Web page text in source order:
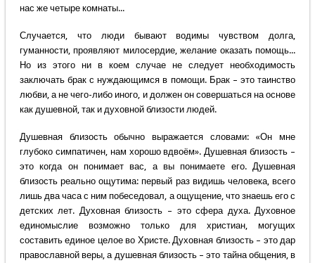
нас же четыре комнаты...
Случается, что люди бывают водимы чувством долга,
гуманности, проявляют милосердие, желание оказать помощь...
Но из этого ни в коем случае не следует необходимость
заключать брак с нуждающимся в помощи. Брак – это таинство
любви, а не чего-либо иного, и должен он совершаться на основе
как душевной, так и духовной близости людей.
Душевная близость обычно выражается словами: «Он мне
глубоко симпатичен, нам хорошо вдвоём». Душевная близость –
это когда он понимает вас, а вы понимаете его. Душевная
близость реально ощутима: первый раз видишь человека, всего
лишь два часа с ним побеседовал, а ощущение, что знаешь его с
детских лет. Духовная близость – это сфера духа. Духовное
единомыслие возможно только для христиан, могущих
составить единое целое во Христе. Духовная близость – это дар
православной веры, а душевная близость – это тайна общения, в